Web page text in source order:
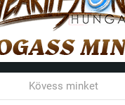
Kövess minket